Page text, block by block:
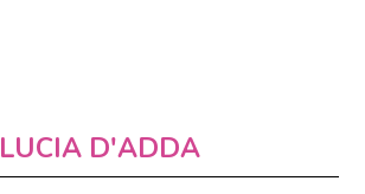
LUCIA D'ADDA